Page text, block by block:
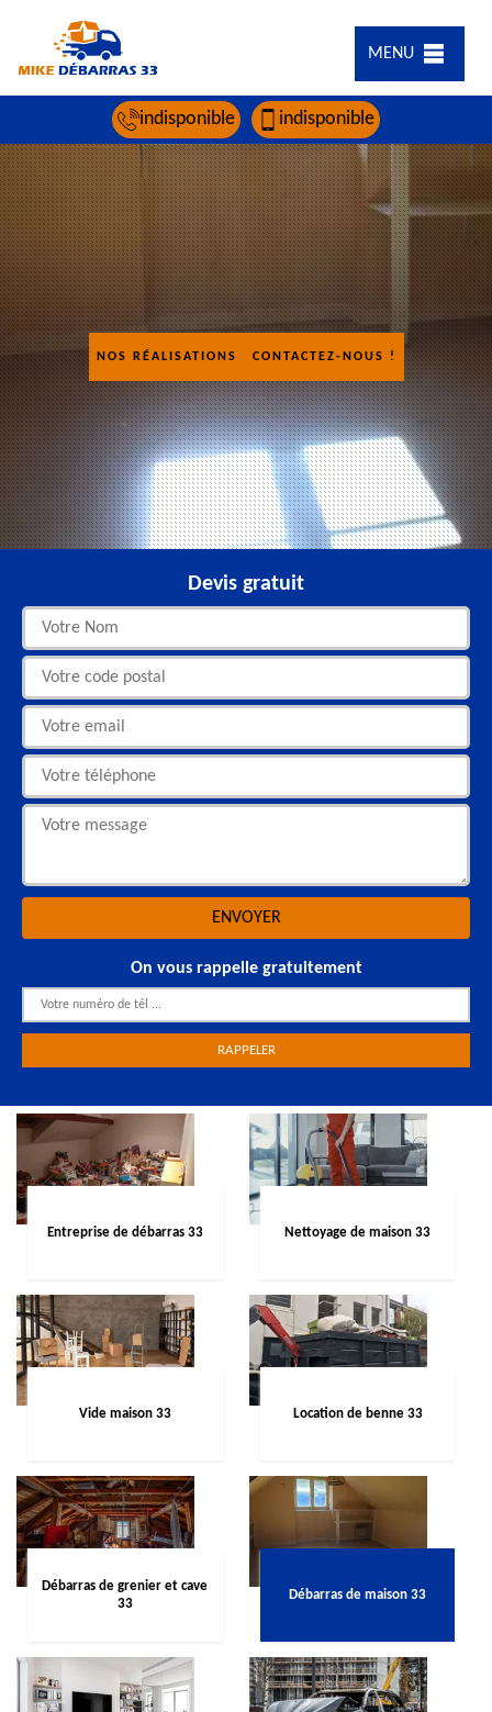
MENU
indisponible indisponible
NOS RÉALISATIONS CONTACTEZ-NOUS !
Devis gratuit
On vous rappelle gratuitement
Entreprise de débarras 33 Nettoyage de maison 33
Vide maison 33 Location de benne 33
Débarras de grenier et cave
33
Débarras de maison 33